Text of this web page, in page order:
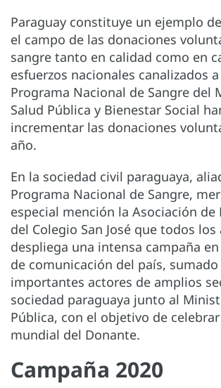
Paraguay constituye un ejemplo
el campo de las donaciones
sangre tanto en calidad como en
esfuerzos nacionales canalizados
Programa Nacional de Sangre del
Salud Pública y Bienestar Social
incrementar las donaciones
año.
En la sociedad civil paraguaya,
Programa Nacional de Sangre,
especial mención la Asociación de
del Colegio San José que todos los
despliega una intensa campaña
de comunicación del país, sumado
importantes actores de amplios
sociedad paraguaya junto al
Pública, con el objetivo de
mundial del Donante.
Campaña 2020